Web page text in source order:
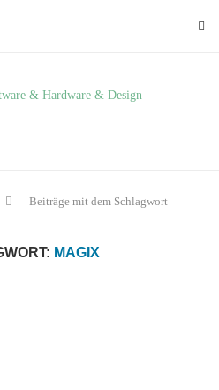
Beiträge mit dem Schlagwort
MAGIX